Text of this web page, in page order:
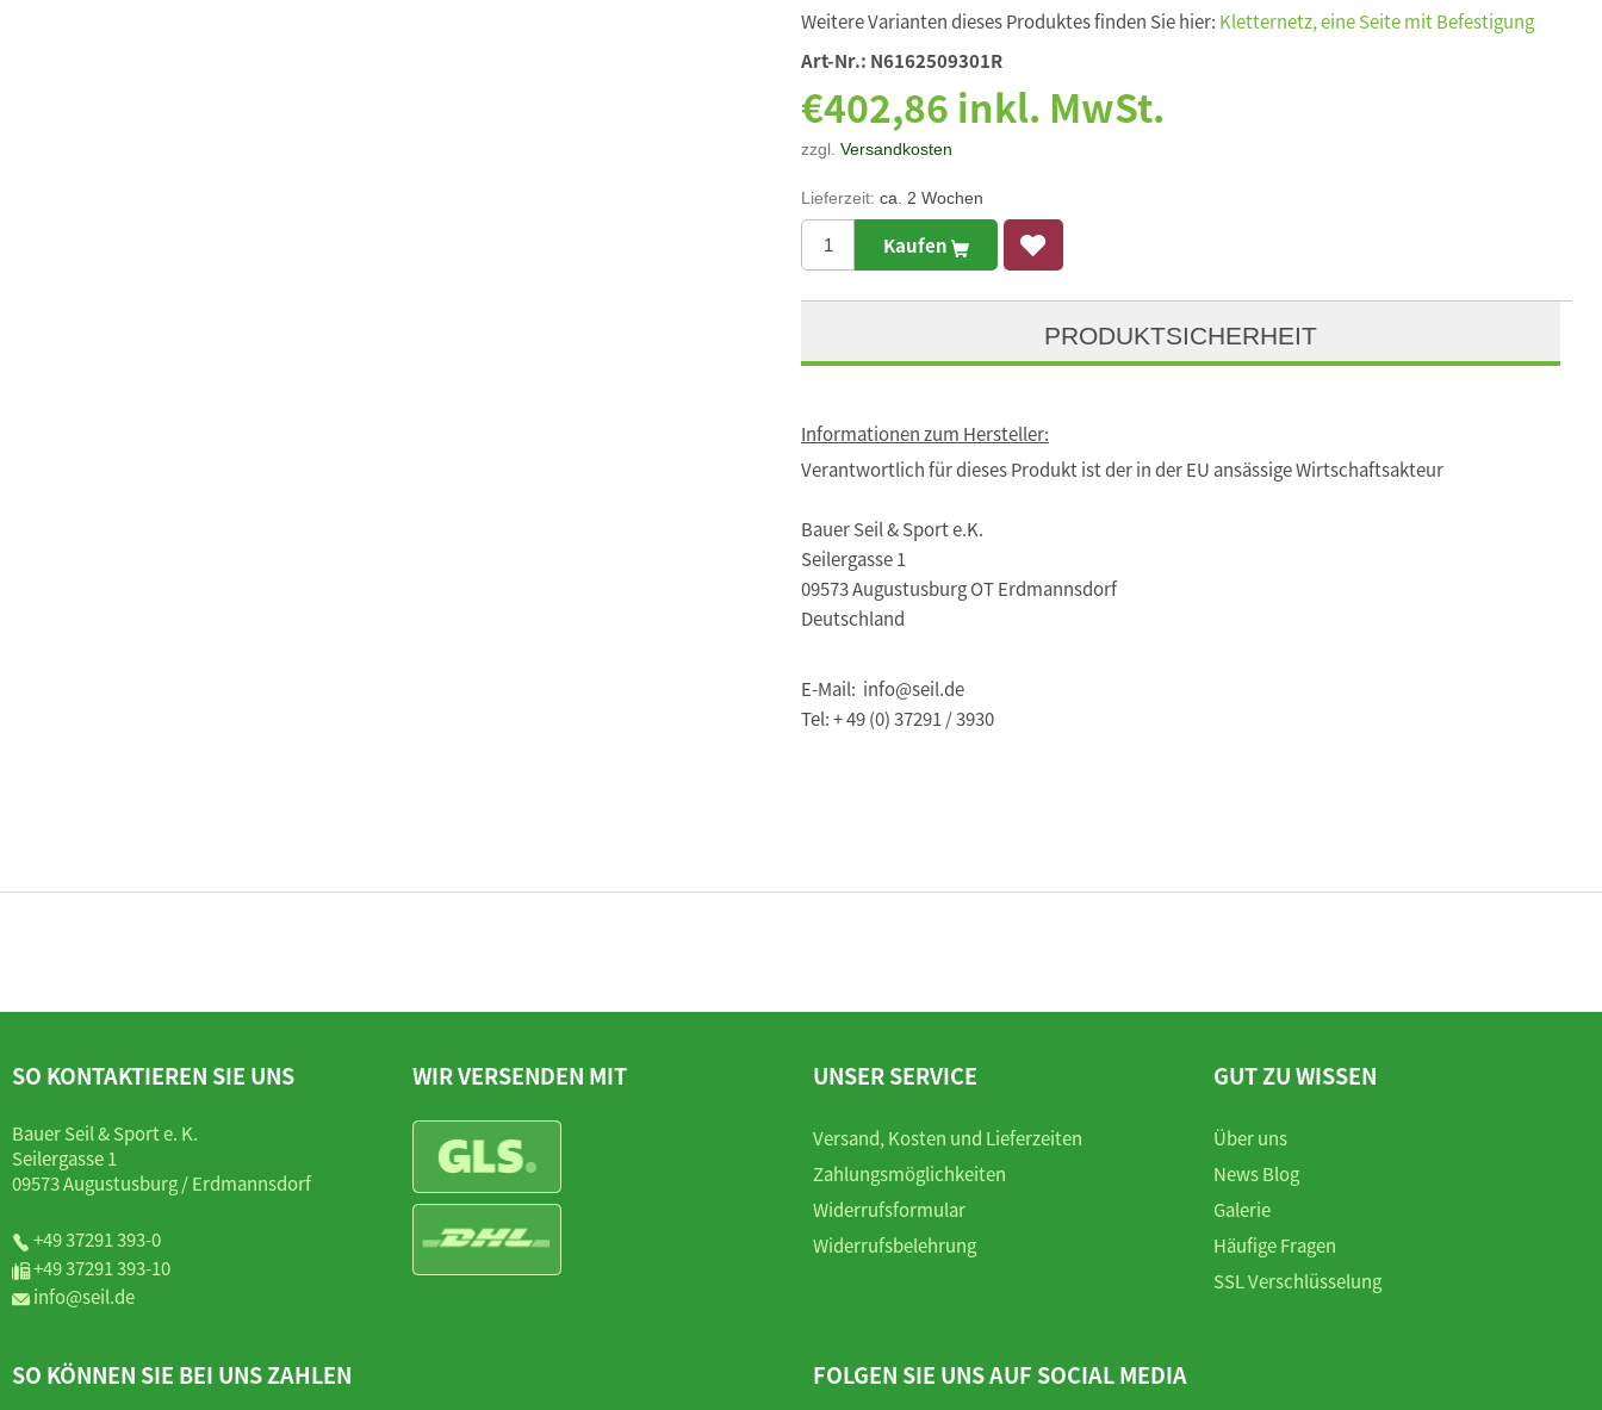
Weitere Varianten dieses Produktes finden Sie hier: Kletternetz, eine Seite mit Befestigung
Art-Nr.: N6162509301R
€402,86 inkl. MwSt.
zzgl. Versandkosten
Lieferzeit: ca. 2 Wochen
Kaufen
PRODUKTSICHERHEIT
Informationen zum Hersteller:
Verantwortlich für dieses Produkt ist der in der EU ansässige Wirtschaftsakteur
Bauer Seil & Sport e.K.
Seilergasse 1
09573 Augustusburg OT Erdmannsdorf
Deutschland
E-Mail: info@seil.de
Tel: + 49 (0) 37291 / 3930
SO KONTAKTIEREN SIE UNS
Bauer Seil & Sport e. K.
Seilergasse 1
09573 Augustusburg / Erdmannsdorf
+49 37291 393-0
+49 37291 393-10
info@seil.de
WIR VERSENDEN MIT UNSER SERVICE
Versand, Kosten und Lieferzeiten
Zahlungsmöglichkeiten
Widerrufsformular
Widerrufsbelehrung
GUT ZU WISSEN
Über uns
News Blog
Galerie
Häufige Fragen
SSL Verschlüsselung
SO KÖNNEN SIE BEI UNS ZAHLEN FOLGEN SIE UNS AUF SOCIAL MEDIA